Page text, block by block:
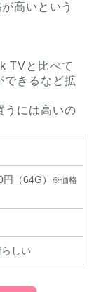
高いという
TVと比べて
できるなど拡
うには高いの
（64G）
※価格
しい